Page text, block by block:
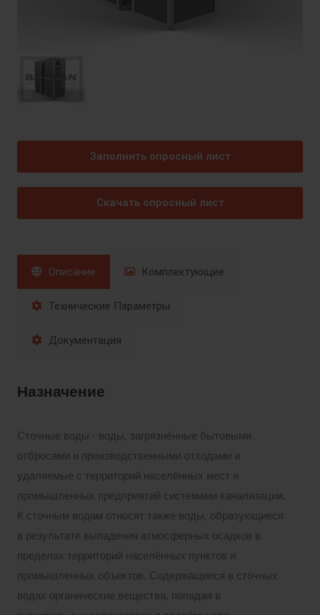
Заполнить опросный лист
Скачать опросный лист
Описание Комплектующие
Технические Параметры
Документация
Назначение
Сточные воды - воды, загрязнённые бытовыми
отбросами и производственными отходами и
удаляемые с территорий населённых мест и
промышленных предприятий системами канализации.
К сточным водам относят также воды, образующиеся
в результате выпадения атмосферных осадков в
пределах территорий населённых пунктов и
промышленных объектов. Содержащиеся в сточных
водах органические вещества, попадая в